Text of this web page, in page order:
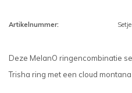
Artikelnummer:
Deze MelanO ringencombinatie
Trisha ring met een cloud